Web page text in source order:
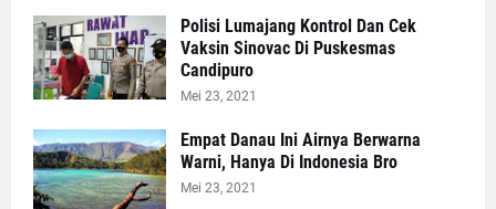
Polisi Lumajang Kontrol Dan Cek
Vaksin Sinovac Di Puskesmas
Candipuro
Mei 23, 2021
Empat Danau Ini Airnya Berwarna
Warni, Hanya Di Indonesia Bro
Mei 23, 2021